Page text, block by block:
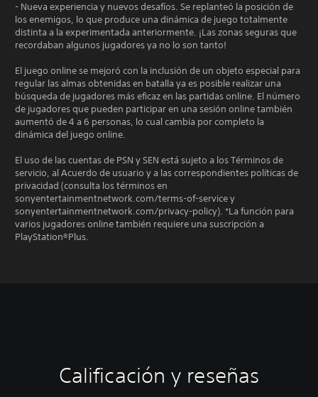
- Nueva experiencia y nuevos desafíos. Se replanteó la posición de
los enemigos, lo que produce una dinámica de juego totalmente
distinta a la experimentada anteriormente. ¡Las zonas seguras que
recordaban algunos jugadores ya no lo son tanto!
El juego online se mejoró con la inclusión de un objeto especial para
regular las almas obtenidas en batalla ya es posible realizar una
búsqueda de jugadores más eficaz en las partidas online. El número
de jugadores que pueden participar en una sesión online también
aumentó de 4 a 6 personas, lo cual cambia por completo la
dinámica del juego online.
El uso de las cuentas de PSN y SEN está sujeto a los Términos de
servicio, al Acuerdo de usuario y a las correspondientes políticas de
privacidad (consulta los términos en
sonyentertainmentnetwork.com/terms-of-service y
sonyentertainmentnetwork.com/privacy-policy). *La función para
varios jugadores online también requiere una suscripción a
PlayStation®Plus.
Calificación y reseñas